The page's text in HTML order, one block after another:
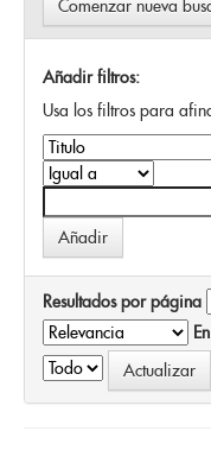
Comenzar nueva
Añadir filtros:
Usa los filtros para
Resultados por página